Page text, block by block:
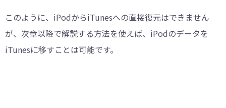
このように、iPodからiTunesへの直接復元はできません
が、次章以降で解説する方法を使えば、iPodのデータを
iTunesに移すことは可能です。